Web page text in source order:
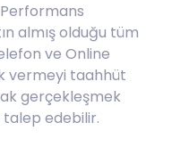
almış olduğu tüm
ve Online
vermeyi taahhüt
gerçekleşmek
talep edebilir.